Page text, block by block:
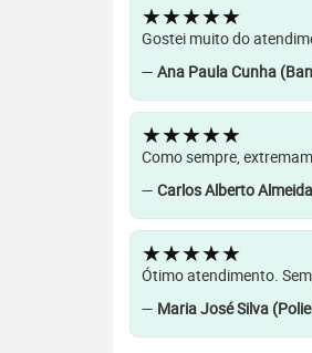
★★★★★
Gostei muito do
— Ana Paula Cunha
★★★★★
Como sempre,
— Carlos Alberto
★★★★★
Ótimo atendimento.
— Maria José Silva